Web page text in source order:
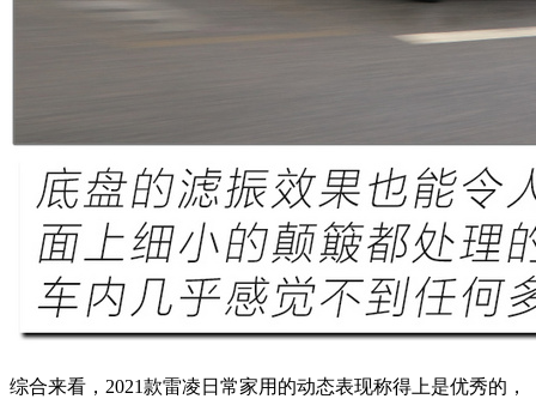
综合来看，2021款雷凌日常家用的动态表现称得上是优秀的，